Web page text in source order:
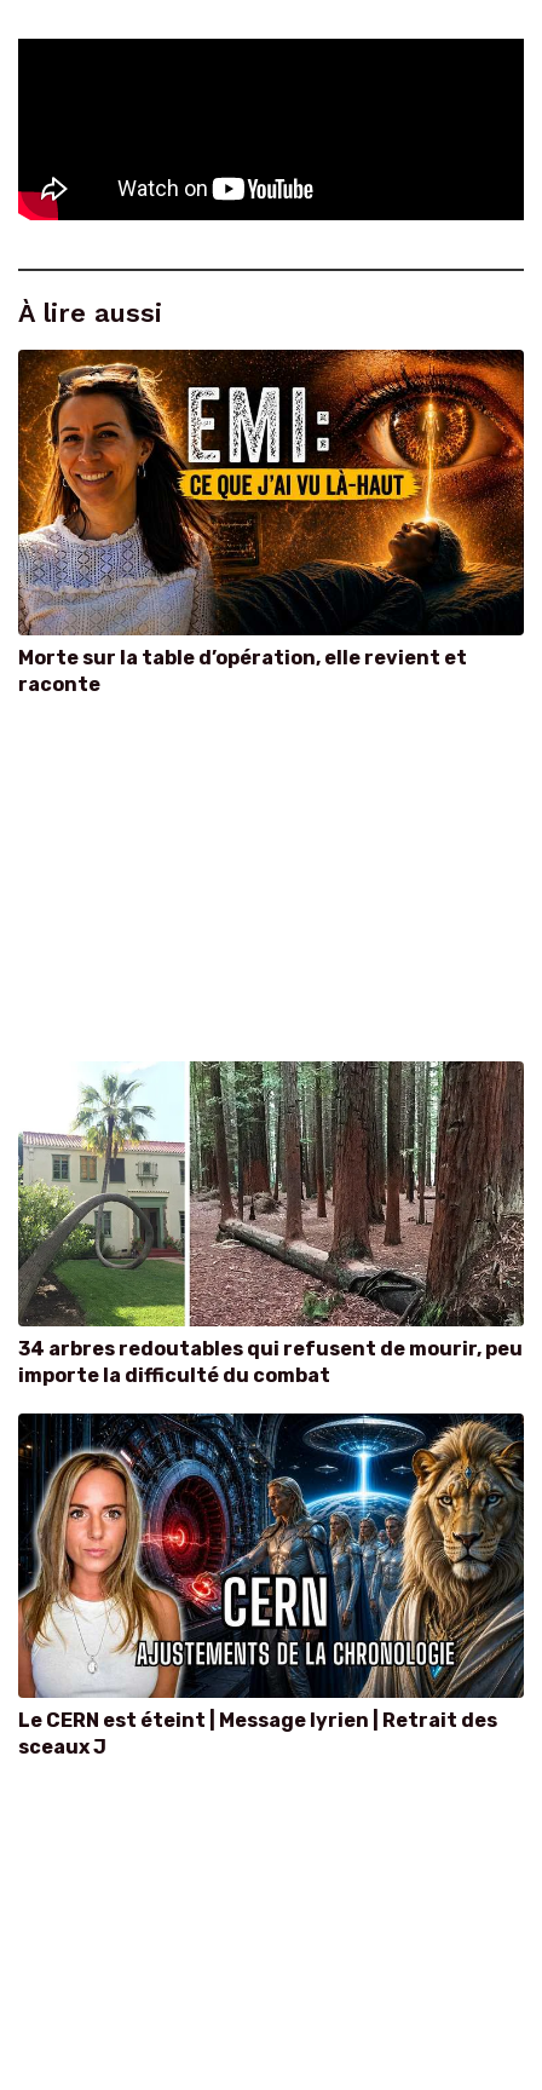
À lire aussi
Morte sur la table d’opération, elle revient et
raconte
34 arbres redoutables qui refusent de mourir, peu
importe la difficulté du combat
Le CERN est éteint | Message lyrien | Retrait des
sceaux J